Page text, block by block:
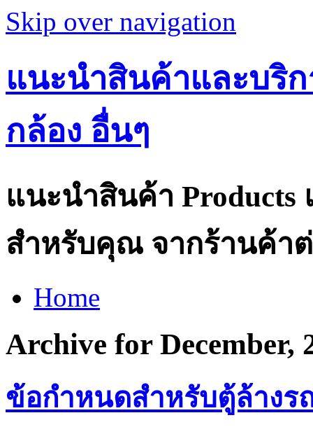
Skip over navigation
แนะนำสินค้าและบริ
กล้อง อื่นๆ
แนะนำสินค้า Products
สำหรับคุณ จากร้านค้าต่
Home
Archive for December,
ข้อกำหนดสำหรับตู้ล้างร